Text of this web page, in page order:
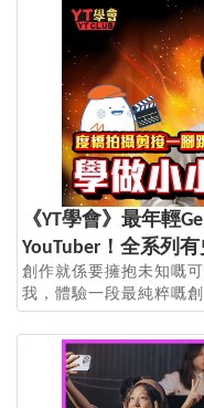
《YT學會》最年輕
YouTuber！全系列
創作就係要擁抱未知嘅
我，體驗一段最純粹嘅